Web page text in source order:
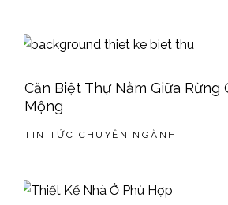
Căn Biệt Thự Nằm Giữa Rừng
Mộng
TIN TỨC CHUYÊN NGÀNH